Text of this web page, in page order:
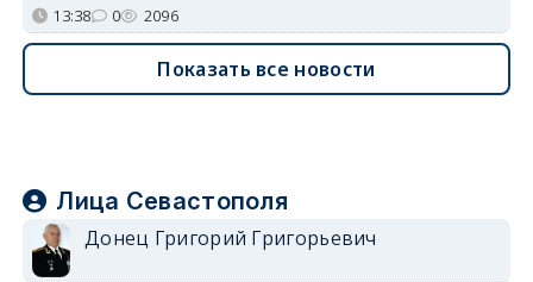
13:38 0 2096
Показать все новости
Лица Севастополя
Донец Григорий Григорьевич